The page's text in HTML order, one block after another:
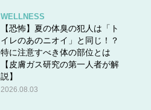
WELLNESS
【恐怖】夏の体臭の犯人は「ト
イレのあのニオイ」と同じ！？
特に注意すべき体の部位とは
【皮膚ガス研究の第一人者が解
説】
2026.08.03